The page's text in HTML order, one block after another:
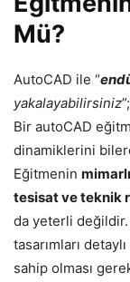
Mü?
AutoCAD ile “
yakalayabilirsiniz
Bir autoCAD
dinamiklerini
Eğitmenin
tesisat ve teknik
da yeterli
tasarımları
sahip olması